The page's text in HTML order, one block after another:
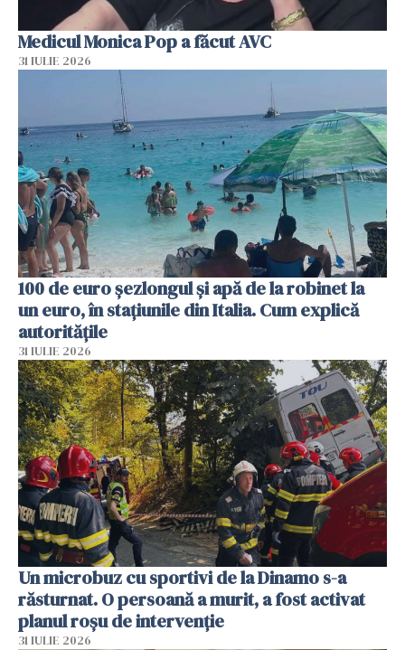
Medicul Monica Pop a făcut AVC
31 IULIE 2026
100 de euro șezlongul și apă de la robinet la
un euro, în stațiunile din Italia. Cum explică
autoritățile
31 IULIE 2026
Un microbuz cu sportivi de la Dinamo s-a
răsturnat. O persoană a murit, a fost activat
planul roșu de intervenție
31 IULIE 2026